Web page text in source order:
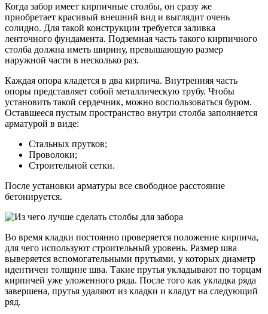
Когда забор имеет кирпичные столбы, он сразу же
приобретает красивый внешний вид и выглядит очень
солидно. Для такой конструкции требуется заливка
ленточного фундамента. Подземная часть такого кирпичного
столба должна иметь ширину, превышающую размер
наружной части в несколько раз.
Каждая опора кладется в два кирпича. Внутренняя часть
опоры представляет собой металлическую трубу. Чтобы
установить такой сердечник, можно воспользоваться буром.
Оставшееся пустым пространство внутри столба заполняется
арматурой в виде:
Стальных прутков;
Проволоки;
Строительной сетки.
После установки арматуры все свободное расстояние
бетонируется.
Во время кладки постоянно проверяется положение кирпича,
для чего используют строительный уровень. Размер шва
выверяется вспомогательными прутьями, у которых диаметр
идентичен толщине шва. Такие прутья укладывают по торцам
кирпичей уже уложенного ряда. После того как укладка ряда
завершена, прутья удаляют из кладки и кладут на следующий
ряд.